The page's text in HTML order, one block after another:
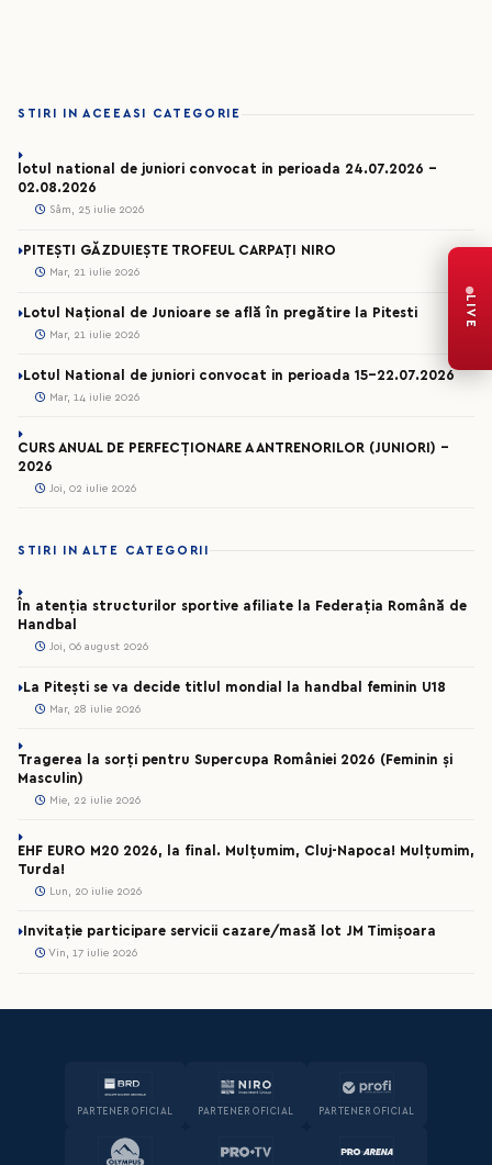
STIRI IN ACEEASI CATEGORIE
lotul national de juniori convocat in perioada 24.07.2026 –
02.08.2026
Sâm, 25 iulie 2026
PITEȘTI GĂZDUIEȘTE TROFEUL CARPAȚI NIRO
Mar, 21 iulie 2026
Lotul Național de Junioare se află în pregătire la Pitesti
Mar, 21 iulie 2026
Lotul National de juniori convocat in perioada 15-22.07.2026
Mar, 14 iulie 2026
CURS ANUAL DE PERFECȚIONARE A ANTRENORILOR (JUNIORI) -
2026
Joi, 02 iulie 2026
STIRI IN ALTE CATEGORII
În atenția structurilor sportive afiliate la Federația Română de
Handbal
Joi, 06 august 2026
La Pitești se va decide titlul mondial la handbal feminin U18
Mar, 28 iulie 2026
Tragerea la sorți pentru Supercupa României 2026 (Feminin și
Masculin)
Mie, 22 iulie 2026
EHF EURO M20 2026, la final. Mulțumim, Cluj-Napoca! Mulțumim,
Turda!
Lun, 20 iulie 2026
Invitație participare servicii cazare/masă lot JM Timișoara
Vin, 17 iulie 2026
PARTENER OFICIAL PARTENER OFICIAL PARTENER OFICIAL
LIVE